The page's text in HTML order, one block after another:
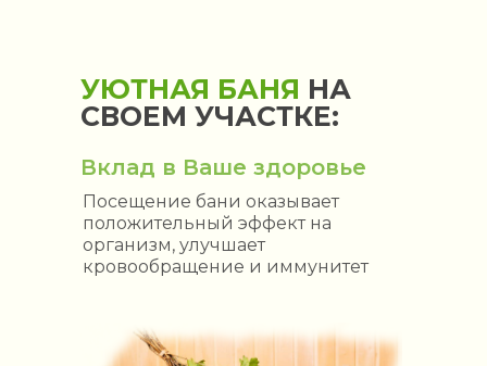
УЮТНАЯ БАНЯ НА
СВОЕМ УЧАСТКЕ:
Вклад в Ваше здоровье
Посещение бани оказывает
положительный эффект на
организм, улучшает
кровообращение и иммунитет